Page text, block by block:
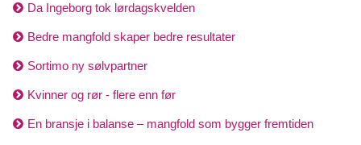
Da Ingeborg tok lørdagskvelden
Bedre mangfold skaper bedre resultater
Sortimo ny sølvpartner
Kvinner og rør - flere enn før
En bransje i balanse – mangfold som bygger fremtiden